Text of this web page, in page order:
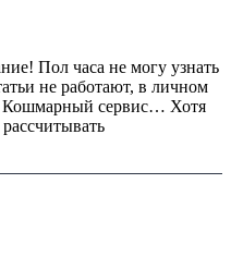
Пол часа не могу узнать
не работают, в личном
Кошмарный сервис… Хотя